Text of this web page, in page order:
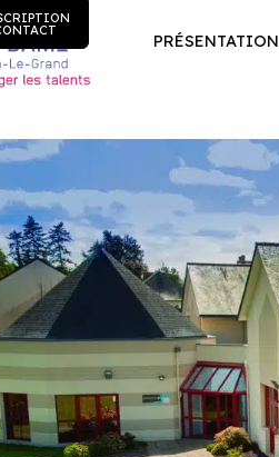
PRÉSENTATION